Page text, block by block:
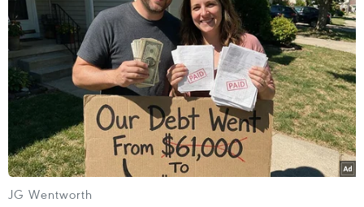
chấp thuận cho xây dựng hơn 2.000 nhà định cư tại
khu Bờ Tây, cho rằng việc này vi phạm luật pháp quốc
tế.
JG Wentworth